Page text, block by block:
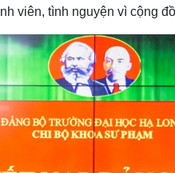
viên, tình nguyện vì cộng